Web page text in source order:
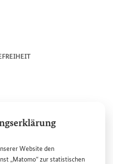
Website den
„Matomo“ zur statistischen